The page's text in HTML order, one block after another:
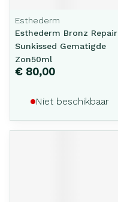
Esthederm
Esthederm Bronz Repair
Sunkissed Gematigde
Zon50ml
€ 80,00
Niet beschikbaar